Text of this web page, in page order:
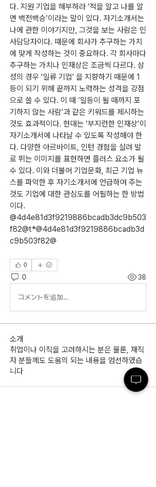
다. 지원 기업을 해부하라 ‘적을 알고 나를 알
면 백전백승’이라는 말이 있다. 자기소개서는
나에 관한 이야기지만, 그것을 보는 사람은 인
사담당자이다. 때문에 회사가 추구하는 가치
에 맞게 작성하는 것이 중요하다. 각 회사마다
추구하는 가치나 인재상은 조금씩 다르다. 삼
성의 경우 ‘일류 기업’ 을 지향하기 때문에 1
등이 되기 위해 끝까지 노력하는 성격을 강점
으로 쓸 수 있다. 이 때 ‘일등이 될 때까지 포
기하지 않는 사람’과 같은 키워드를 제시하는
것도 효과적이다. 현대는 ‘부지런한 인재상’이
자기소개서에 나타날 수 있도록 작성해야 한
다. 다양한 아르바이트, 인턴 경험을 살려 발
로 뛰는 이미지를 표현하면 플러스 요소가 될
수 있다. 이와 더불어 기업문화, 최근 기업 뉴
스를 파악한 후 자기소개서에 언급하여 주는
것도 기업에 대한 관심도를 어필하는 한 방법
이다.
@4d4e81d3f9219886bcadb3dc9b503
f82@t*@4d4e81d3f9219886bcadb3d
c9b503f82@
0
0 38
コメントを追加…
소개
취업이나 이직을 고려하시는 분은 물론, 재직
자 분들께도 도움의 되는 내용을 엄선하였습
니다